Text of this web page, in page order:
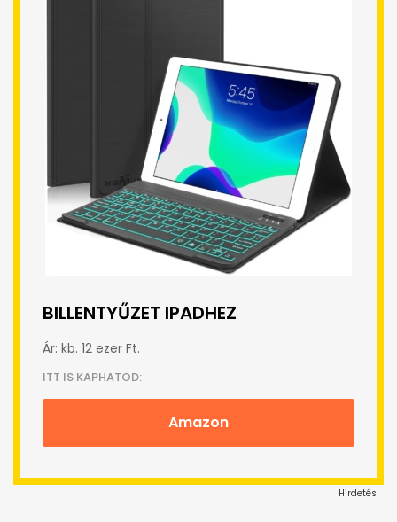
BILLENTYŰZET IPADHEZ
Ár: kb. 12 ezer Ft.
ITT IS KAPHATOD:
Amazon
Hirdetés